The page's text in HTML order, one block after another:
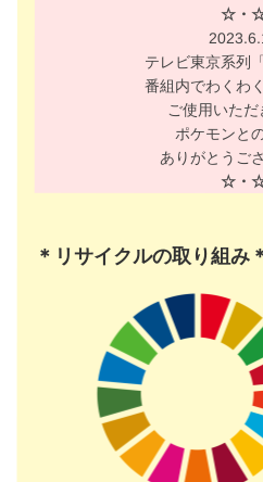
☆・
テレビ東京系列
番組内でわくわ
ご使用いただ
ポケモンと
ありがとうご
☆・
＊リサイクルの取り組み